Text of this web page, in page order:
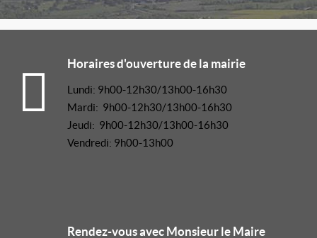
Horaires d'ouverture de la mairie
Lundi: 9h00-12h30/13h00-16h30
Mardi: 9h00-12h30/13h00-16h30
Jeudi: 9h00-12h30/13h00-16h30
Vendredi: 9h00-13h00
Rendez-vous avec Monsieur le Maire